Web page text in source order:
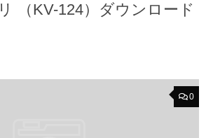
（KV-124）ダウンロード
0